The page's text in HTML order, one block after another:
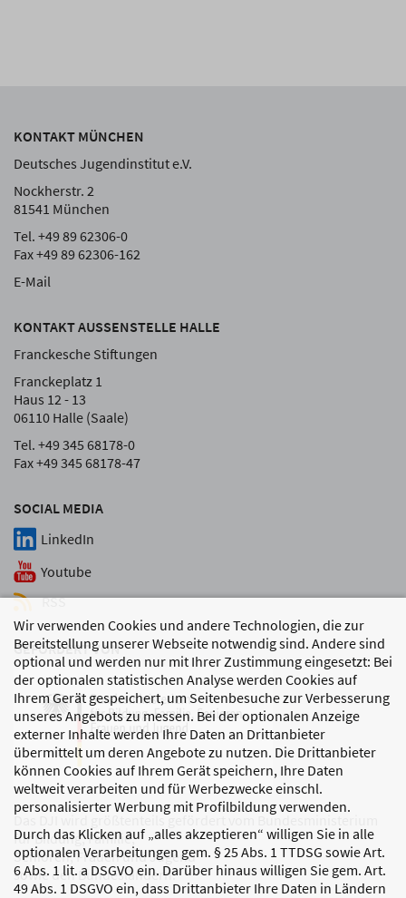
Wir verwenden Cookies und andere Technologien, die zur
Bereitstellung unserer Webseite notwendig sind. Andere sind
optional und werden nur mit Ihrer Zustimmung eingesetzt: Bei
der optionalen statistischen Analyse werden Cookies auf
Ihrem Gerät gespeichert, um Seitenbesuche zur Verbesserung
unseres Angebots zu messen. Bei der optionalen Anzeige
externer Inhalte werden Ihre Daten an Drittanbieter
übermittelt um deren Angebote zu nutzen. Die Drittanbieter
können Cookies auf Ihrem Gerät speichern, Ihre Daten
weltweit verarbeiten und für Werbezwecke einschl.
personalisierter Werbung mit Profilbildung verwenden.
Durch das Klicken auf „alles akzeptieren“ willigen Sie in alle
optionalen Verarbeitungen gem. § 25 Abs. 1 TTDSG sowie Art.
6 Abs. 1 lit. a DSGVO ein. Darüber hinaus willigen Sie gem. Art.
49 Abs. 1 DSGVO ein, dass Drittanbieter Ihre Daten in Ländern
SOCIAL MEDIA
LinkedIn
Youtube
RSS
KONTAKT MÜNCHEN
Deutsches Jugendinstitut e.V.
Nockherstr. 2
81541 München
Tel. +49 89 62306-0
Fax +49 89 62306-162
E-Mail
KONTAKT AUSSENSTELLE HALLE
Franckesche Stiftungen
Franckeplatz 1
Haus 12 - 13
06110 Halle (Saale)
Tel. +49 345 68178-0
Fax +49 345 68178-47
GEFÖRDERT VON
Das DJI wird größtenteils gefördert vom Bundesministerium
für Bildung, Familie,
Senioren, Frauen und Jugend
sowie den Bundesländern.